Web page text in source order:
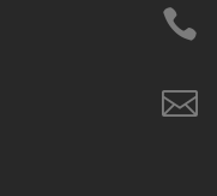

